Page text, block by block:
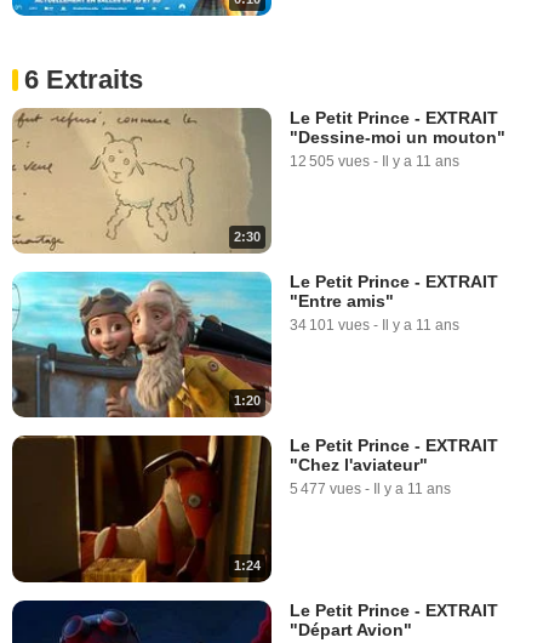
6 Extraits
2:30
Le Petit Prince - EXTRAIT
"Dessine-moi un mouton"
12 505 vues - Il y a 11 ans
1:20
Le Petit Prince - EXTRAIT
"Entre amis"
34 101 vues - Il y a 11 ans
1:24
Le Petit Prince - EXTRAIT
"Chez l'aviateur"
5 477 vues - Il y a 11 ans
Le Petit Prince - EXTRAIT
"Départ Avion"